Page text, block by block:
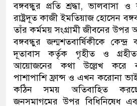
বঙ্গবন্ধুর প্রতি শ্রদ্ধা, ভালবাসা
রাষ্ট্রদূত কাজী ইমতিয়াজ হোসেন
তাঁর কর্মময় সংগ্রামী জীবনের উপর
বঙ্গবন্ধুর জন্মশতবার্ষিকীকে
দূতাবাস কর্তৃক গৃহীত ও
আয়োজনের কথা উল্লেখ করে
পাশাপাশি ফ্রান্স ও এখন করোনা
কঠিন সময় অতিবাহিত
জনসমাগমের উপর বিধিনিষেধ